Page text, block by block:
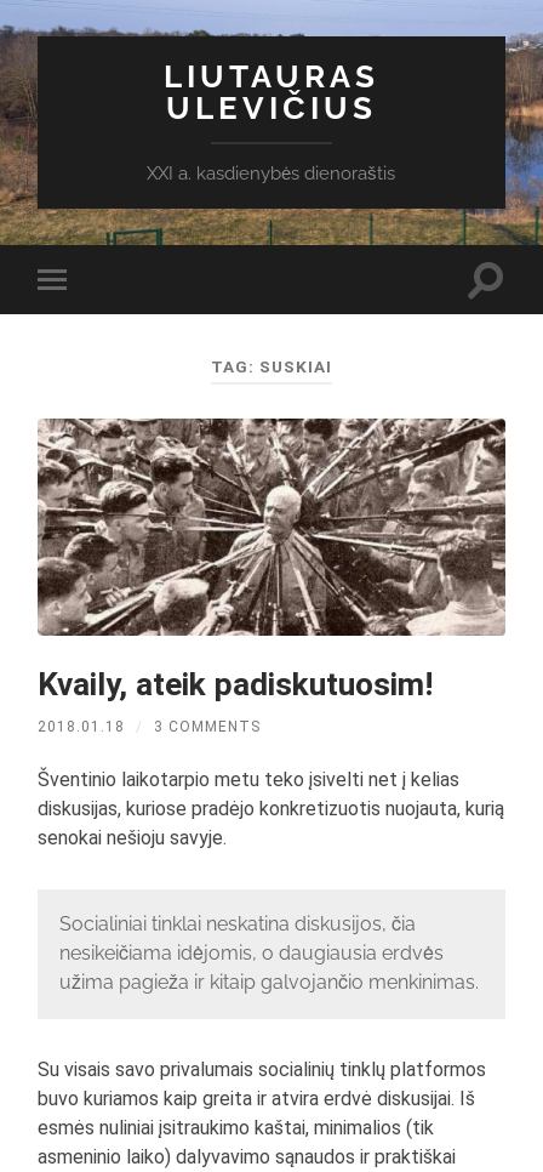
LIUTAURAS
ULEVIČIUS
XXI a. kasdienybės dienoraštis
Toggle
mobile
TAG: SUSKIAI
Kvaily, ateik padiskutuosim!
2018.01.18 / 3 COMMENTS
Šventinio laikotarpio metu teko įsivelti net į kelias
diskusijas, kuriose pradėjo konkretizuotis nuojauta, kurią
senokai nešioju savyje.
Socialiniai tinklai neskatina diskusijos, čia
nesikeičiama idėjomis, o daugiausia erdvės
užima pagieža ir kitaip galvojančio menkinimas.
Su visais savo privalumais socialinių tinklų platformos
buvo kuriamos kaip greita ir atvira erdvė diskusijai. Iš
esmės nuliniai įsitraukimo kaštai, minimalios (tik
asmeninio laiko) dalyvavimo sąnaudos ir praktiškai